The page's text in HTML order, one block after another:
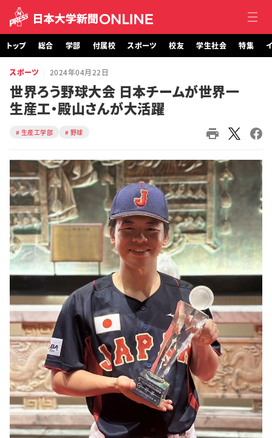
トップ
総合
学部・大学院
付属校
スポーツ
校友
学生社会
イベント
購読 日大文芸賞
学生記者募集 お問い合わせ
トップ 総合 学部 付属校 スポーツ 校友 学生社会 特集
スポーツ 2024年04月22日
世界ろう野球大会 日本チームが世界一
生産工・殿山さんが大活躍
生産工学部 野球